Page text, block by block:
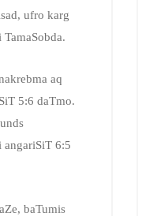
ufro karg
aq
5:6 daTmo.
angariSiT 6:5
baTumis